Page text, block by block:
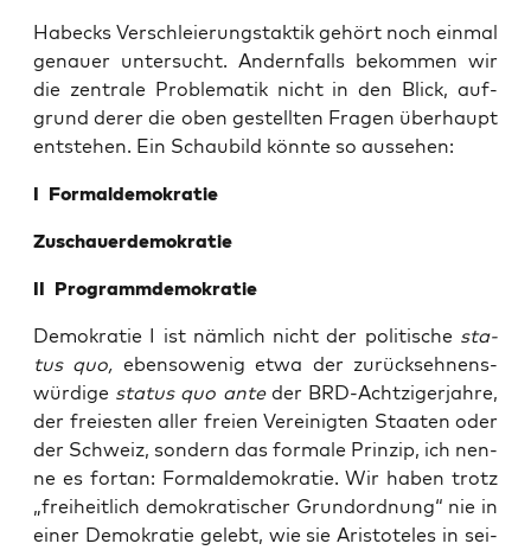
Habecks Ver­schleie­rungs­tak­tik gehört noch ein­mal
genau­er unter­sucht. Andern­falls bekom­men wir
die zen­tra­le Pro­ble­ma­tik nicht in den Blick, auf­
grund derer die oben gestell­ten Fra­gen über­haupt
ent­ste­hen. Ein Schau­bild könn­te so aussehen:
I For­mal­de­mo­kra­tie
Zuschau­er­de­mo­kra­tie
II Pro­gramm­de­mo­kra­tie
Demo­kra­tie I ist näm­lich nicht der poli­ti­schesta­
tus quo, eben­so­we­nig etwa der zurück­seh­nens­
wür­di­ge sta­tus quo ante der BRD-Acht­zi­ger­jah­re,
der frei­es­ten aller frei­en Ver­ei­nig­ten Staa­ten oder
der Schweiz, son­dern das for­ma­le Prin­zip, ich nen­
ne es fort­an: For­mal­de­mo­kra­tie. Wir haben trotz
„frei­heit­lich demo­kra­ti­scher Grund­ord­nung“ nie in
einer Demo­kra­tie gelebt, wie sie Aris­to­te­les in sei­